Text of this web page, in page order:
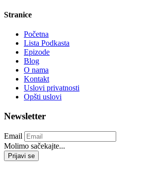
Stranice
Početna
Lista Podkasta
Epizode
Blog
O nama
Kontakt
Uslovi privatnosti
Opšti uslovi
Newsletter
Email
Molimo sačekajte...
Prijavi se